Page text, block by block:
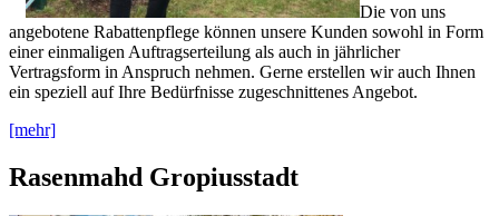
Die von uns
angebotene Rabattenpflege können unsere Kunden sowohl in Form
einer einmaligen Auftragserteilung als auch in jährlicher
Vertragsform in Anspruch nehmen. Gerne erstellen wir auch Ihnen
ein speziell auf Ihre Bedürfnisse zugeschnittenes Angebot.
[mehr]
Rasenmahd Gropiusstadt